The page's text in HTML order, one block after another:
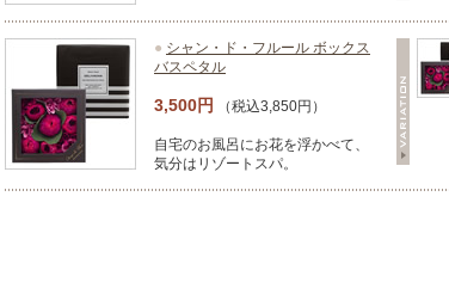
● シャン・ド・フルール ボックス
バスペタル
3,500円 （税込3,850円）
自宅のお風呂にお花を浮かべて、
気分はリゾートスパ。